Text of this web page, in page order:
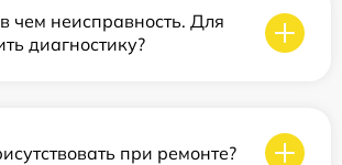
чем неисправность. Для
диагностику?
при ремонте?